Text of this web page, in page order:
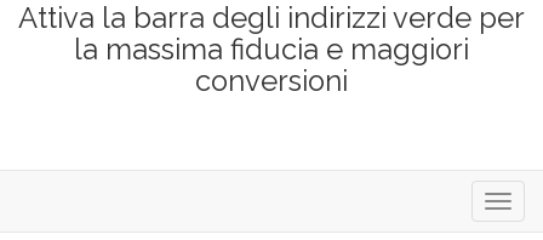
Attiva la barra degli indirizzi verde per
la massima fiducia e maggiori
conversioni